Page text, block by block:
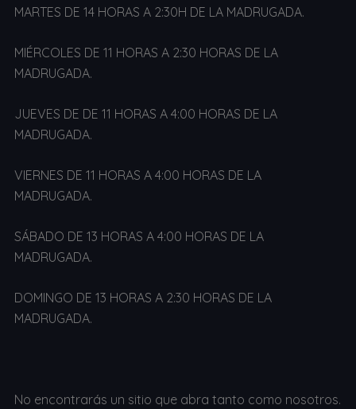
MARTES DE 14 HORAS A 2:30H DE LA MADRUGADA.
MIÉRCOLES DE 11 HORAS A 2:30 HORAS DE LA
MADRUGADA.
JUEVES DE DE 11 HORAS A 4:00 HORAS DE LA
MADRUGADA.
VIERNES DE 11 HORAS A 4:00 HORAS DE LA
MADRUGADA.
SÁBADO DE 13 HORAS A 4:00 HORAS DE LA
MADRUGADA.
DOMINGO DE 13 HORAS A 2:30 HORAS DE LA
MADRUGADA.
No encontrarás un sitio que abra tanto como nosotros.